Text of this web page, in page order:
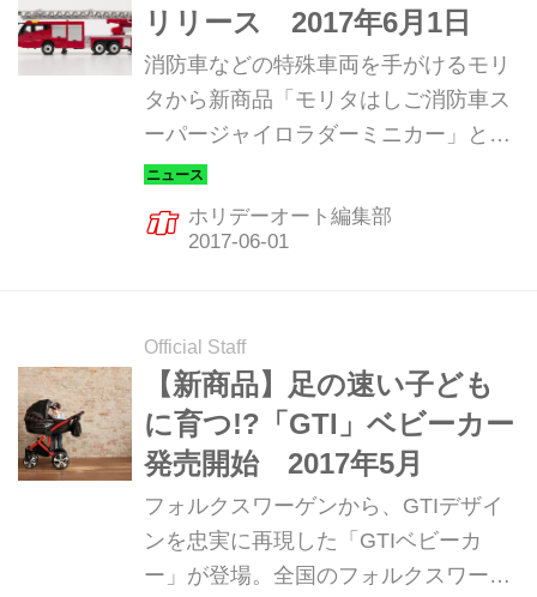
リリース 2017年6月1日
消防車などの特殊車両を手がけるモリ
タから新商品「モリタはしご消防車ス
ーパージャイロラダーミニカー」と
「モリタオリジナルレジャーマット」
が発売された。
ホリデーオート編集部
Official Staff
【新商品】足の速い子ども
に育つ!?「GTI」ベビーカー
発売開始 2017年5月
フォルクスワーゲンから、GTIデザイ
ンを忠実に再現した「GTIベビーカ
ー」が登場。全国のフォルクスワーゲ